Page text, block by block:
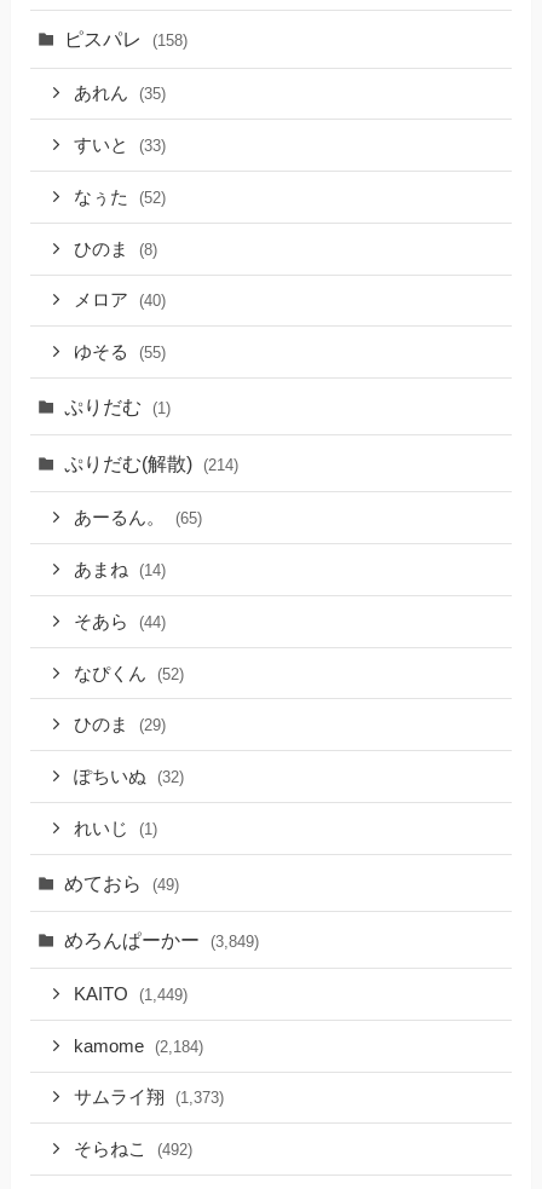
ピスパレ (158)
あれん (35)
すいと (33)
なぅた (52)
ひのま (8)
メロア (40)
ゆそる (55)
ぷりだむ (1)
ぷりだむ(解散) (214)
あーるん。 (65)
あまね (14)
そあら (44)
なぴくん (52)
ひのま (29)
ぽちいぬ (32)
れいじ (1)
めておら (49)
めろんぱーかー (3,849)
KAITO (1,449)
kamome (2,184)
サムライ翔 (1,373)
そらねこ (492)